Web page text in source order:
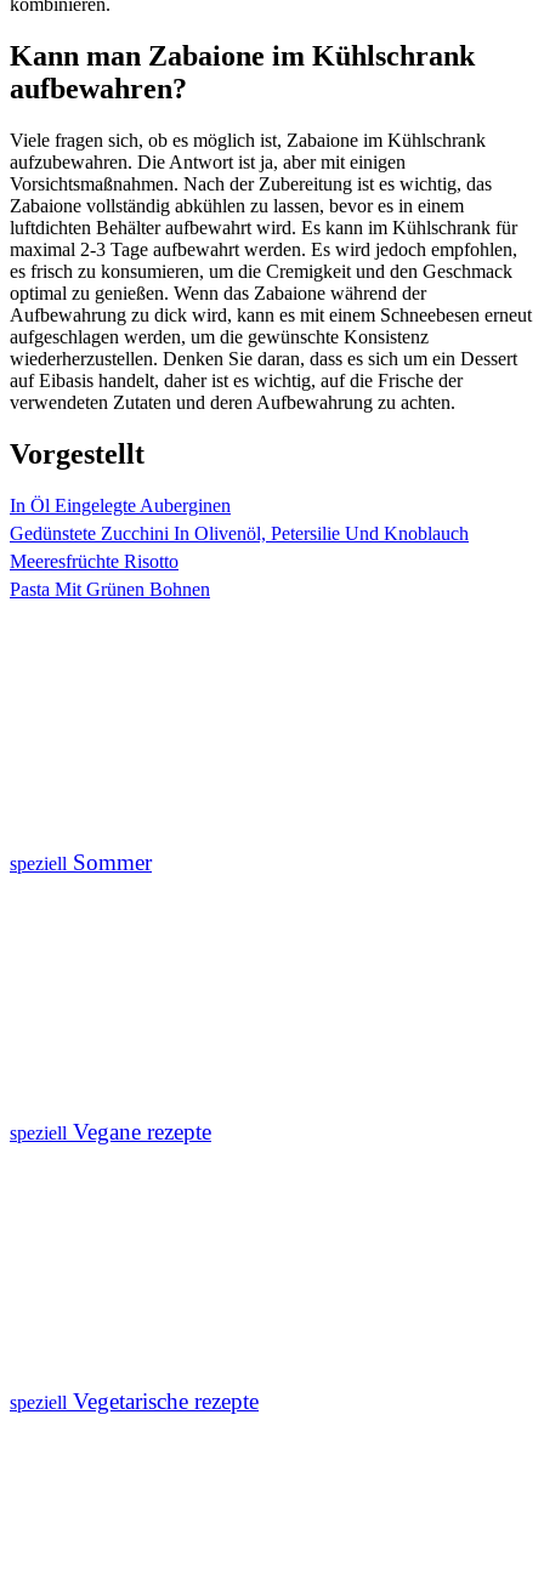
kombinieren.
Kann man Zabaione im Kühlschrank
aufbewahren?
Viele fragen sich, ob es möglich ist, Zabaione im Kühlschrank
aufzubewahren. Die Antwort ist ja, aber mit einigen
Vorsichtsmaßnahmen. Nach der Zubereitung ist es wichtig, das
Zabaione vollständig abkühlen zu lassen, bevor es in einem
luftdichten Behälter aufbewahrt wird. Es kann im Kühlschrank für
maximal 2-3 Tage aufbewahrt werden. Es wird jedoch empfohlen,
es frisch zu konsumieren, um die Cremigkeit und den Geschmack
optimal zu genießen. Wenn das Zabaione während der
Aufbewahrung zu dick wird, kann es mit einem Schneebesen erneut
aufgeschlagen werden, um die gewünschte Konsistenz
wiederherzustellen. Denken Sie daran, dass es sich um ein Dessert
auf Eibasis handelt, daher ist es wichtig, auf die Frische der
verwendeten Zutaten und deren Aufbewahrung zu achten.
Vorgestellt
In Öl Eingelegte Auberginen
Gedünstete Zucchini In Olivenöl, Petersilie Und Knoblauch
Meeresfrüchte Risotto
Pasta Mit Grünen Bohnen
speziell Sommer
speziell Vegane rezepte
speziell Vegetarische rezepte